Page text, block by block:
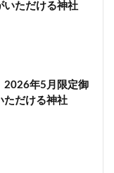
いただける神社
年5月限定御
ただける神社